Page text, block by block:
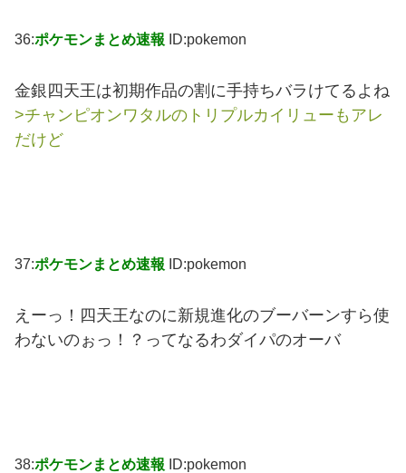
36:ポケモンまとめ速報 ID:pokemon
金銀四天王は初期作品の割に手持ちバラけてるよね
>チャンピオンワタルのトリプルカイリューもアレ
だけど
37:ポケモンまとめ速報 ID:pokemon
えーっ！四天王なのに新規進化のブーバーンすら使
わないのぉっ！？ってなるわダイパのオーバ
38:ポケモンまとめ速報 ID:pokemon